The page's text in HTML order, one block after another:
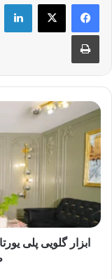
چاپ
ابزار گلویی پلی